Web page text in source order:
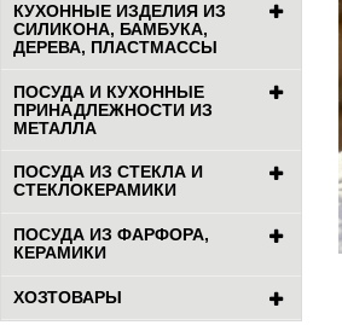
КУХОННЫЕ ИЗДЕЛИЯ ИЗ
СИЛИКОНА, БАМБУКА,
ДЕРЕВА, ПЛАСТМАССЫ
ПОСУДА И КУХОННЫЕ
ПРИНАДЛЕЖНОСТИ ИЗ
МЕТАЛЛА
ПОСУДА ИЗ СТЕКЛА И
СТЕКЛОКЕРАМИКИ
ПОСУДА ИЗ ФАРФОРА,
КЕРАМИКИ
ХОЗТОВАРЫ